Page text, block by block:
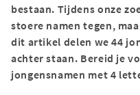
bestaan. Tijdens onze
stoere namen tegen,
dit artikel delen we 44
achter staan. Bereid je
jongensnamen met 4